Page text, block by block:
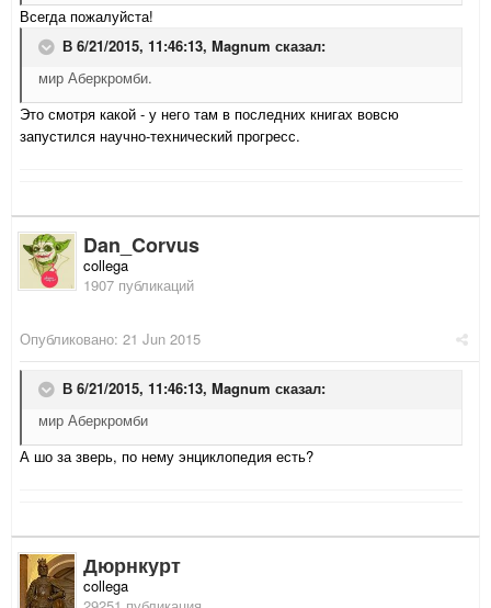
Всегда пожалуйста!
В 6/21/2015, 11:46:13, Magnum сказал:
мир Аберкромби.
Это смотря какой - у него там в последних книгах вовсю
запустился научно-технический прогресс.
Dan_Corvus
collega
1907 публикаций
Опубликовано: 21 Jun 2015
В 6/21/2015, 11:46:13, Magnum сказал:
мир Аберкромби
А шо за зверь, по нему энциклопедия есть?
Дюрнкурт
collega